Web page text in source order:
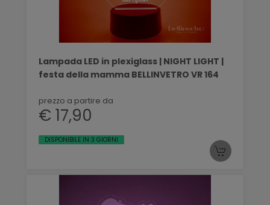
Lampada LED in plexiglass | NIGHT LIGHT |
festa della mamma BELLINVETRO VR 164
prezzo a partire da
€ 17,90
DISPONIBILE IN 3 GIORNI